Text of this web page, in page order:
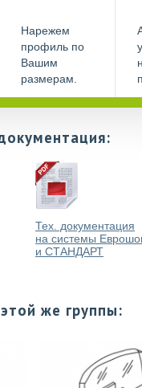
Нарежем
профиль по
Вашим
размерам.
Тех. документация
на системы
и СТАНДАРТ
же группы: